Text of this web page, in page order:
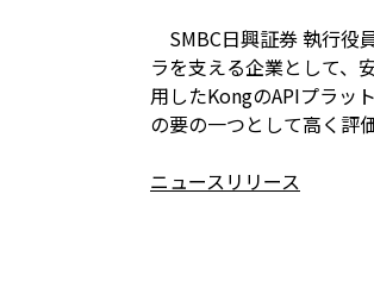
SMBC日興証券 執行役
ラを支える企業として、
用したKongのAPIプラッ
の要の一つとして高く評
ニュースリリース